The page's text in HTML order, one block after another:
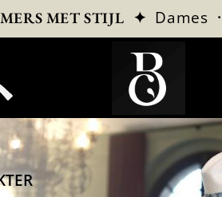
MET STIJL ✦ Dames